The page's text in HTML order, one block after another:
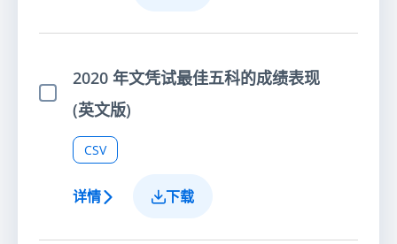
选择项目
2020 年文凭试最佳五科的成绩表现
(英文版)
CSV
详情 下载